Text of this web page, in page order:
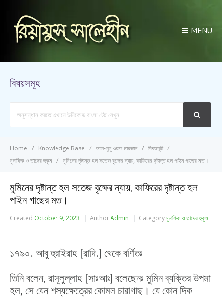
MENU
বিষয়সমূহ
Home Knowledge Base আল-লুলু ওয়াল মারজান
বিষয়সূচী
মুনাফিক ও তাদের হুকুম
মুমিনের দৃষ্টান্ত হল সতেজ বৃক্ষের ন্যায়, কাফিরের দৃষ্টান্ত হল পাইন গাছের মত।
মুমিনের দৃষ্টান্ত হল সতেজ বৃক্ষের ন্যায়, কাফিরের দৃষ্টান্ত হল
পাইন গাছের মত।
Created October 9, 2023 AuthorAdmin Categoryমুনাফিক ও তাদের হুকুম
১৭৯০. আবু হুরাইরাহ [রাদি.] থেকে বর্ণিতঃ
তিনি বলেন, রাসূলুল্লাহ [সাঃআঃ] বলেছেনঃ মুমিন ব্যক্তির উপমা
হল, সে যেন শস্যক্ষেত্রের কোমল চারাগাছ। যে কোন দিক